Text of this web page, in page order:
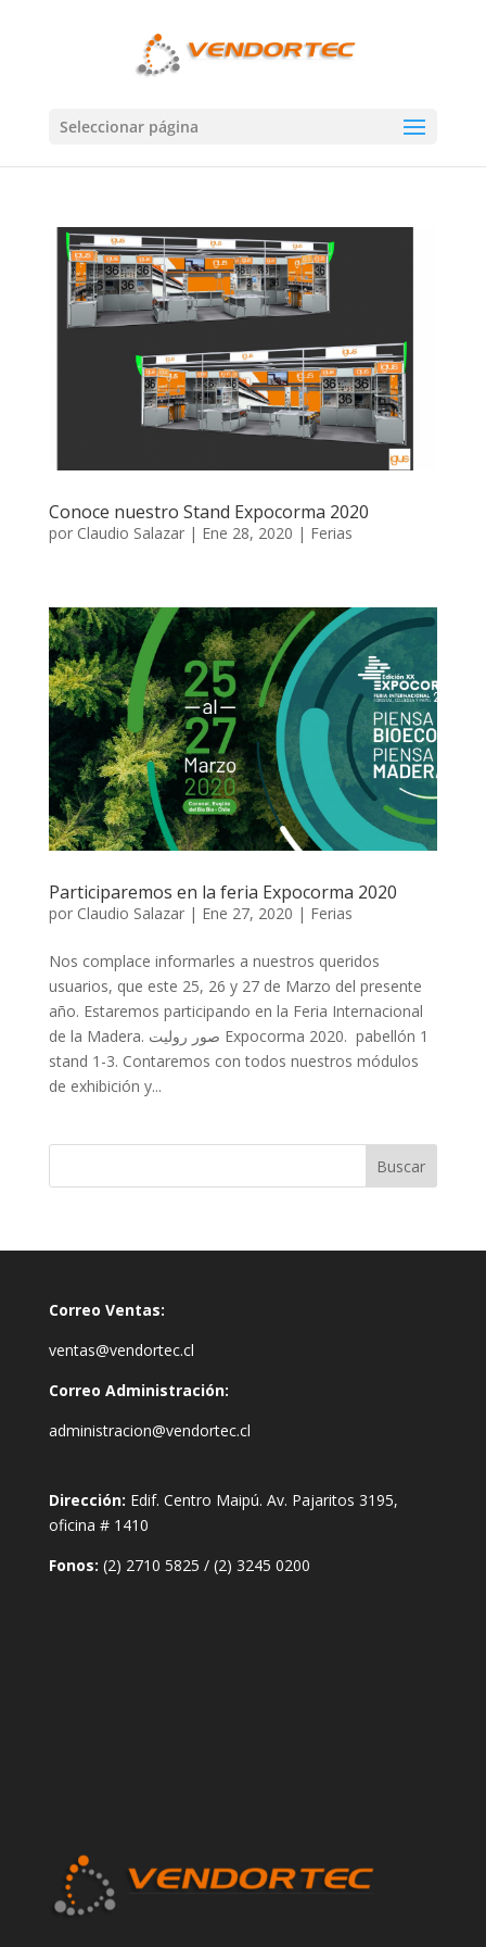
Seleccionar página
Conoce nuestro Stand Expocorma 2020
por Claudio Salazar| Ene 28, 2020 | Ferias
Participaremos en la feria Expocorma 2020
por Claudio Salazar| Ene 27, 2020 | Ferias
Nos complace informarles a nuestros queridos
usuarios, que este 25, 26 y 27 de Marzo del presente
año. Estaremos participando en la Feria Internacional
de la Madera. صور روليت Expocorma 2020. pabellón 1
stand 1-3. Contaremos con todos nuestros módulos
de exhibición y...
Correo Ventas:
ventas@vendortec.cl
Correo Administración:
administracion@vendortec.cl
Dirección: Edif. Centro Maipú. Av. Pajaritos 3195,
oficina # 1410
Fonos: (2) 2710 5825 / (2) 3245 0200